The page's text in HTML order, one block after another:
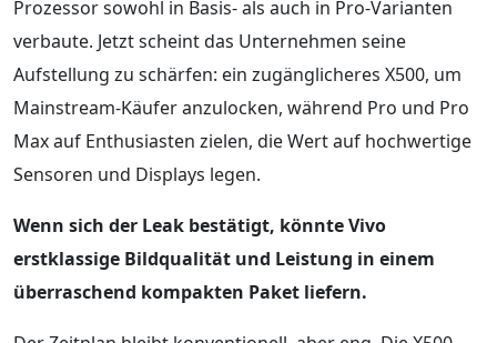
Prozessor sowohl in Basis- als auch in Pro‑Varianten
verbaute. Jetzt scheint das Unternehmen seine
Aufstellung zu schärfen: ein zugänglicheres X500, um
Mainstream-Käufer anzulocken, während Pro und Pro
Max auf Enthusiasten zielen, die Wert auf hochwertige
Sensoren und Displays legen.
Wenn sich der Leak bestätigt, könnte Vivo
erstklassige Bildqualität und Leistung in einem
überraschend kompakten Paket liefern.